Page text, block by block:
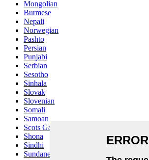
Mongolian
Burmese
Nepali
Norwegian
Pashto
Persian
Punjabi
Serbian
Sesotho
Sinhala
Slovak
Slovenian
Somali
Samoan
Scots Gaelic
Shona
Sindhi
Sundanese